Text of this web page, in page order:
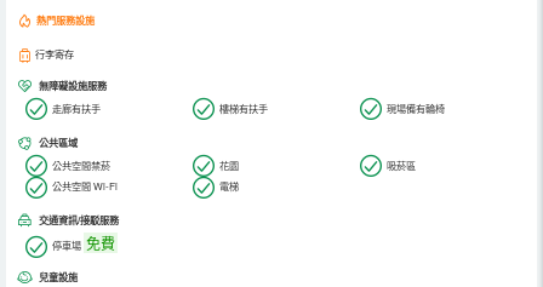
熱門服務設施
行李寄存
無障礙設施服務
走廊有扶手 樓梯有扶手 現場備有輪椅
公共區域
公共空間禁菸 花園
吸菸區
公共空間 Wi-Fi
電梯
交通資訊/接駁服務
停車場 免費
兒童設施